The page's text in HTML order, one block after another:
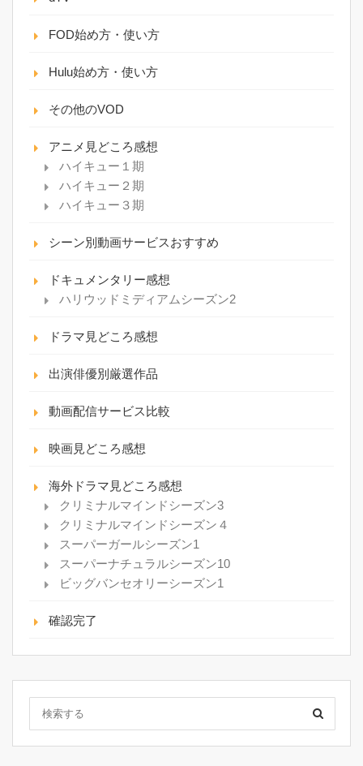
FOD始め方・使い方
Hulu始め方・使い方
その他のVOD
アニメ見どころ感想
ハイキュー１期
ハイキュー２期
ハイキュー３期
シーン別動画サービスおすすめ
ドキュメンタリー感想
ハリウッドミディアムシーズン2
ドラマ見どころ感想
出演俳優別厳選作品
動画配信サービス比較
映画見どころ感想
海外ドラマ見どころ感想
クリミナルマインドシーズン3
クリミナルマインドシーズン４
スーパーガールシーズン1
スーパーナチュラルシーズン10
ビッグバンセオリーシーズン1
確認完了